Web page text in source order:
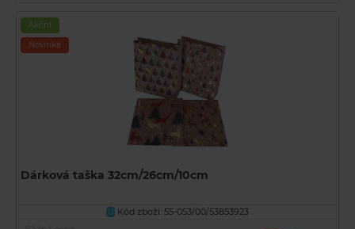
Akční
Novinka
Dárková taška 32cm/26cm/10cm
U
Kód zboží: 55-053/00/53853923